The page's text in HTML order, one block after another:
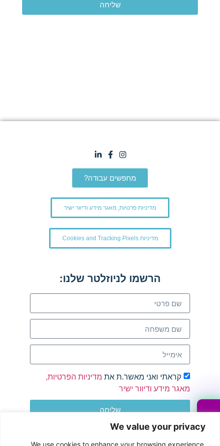
We value your privacy
We use cookies to enhance your browsing experience,
שליחה
מחפשים עבודה?
מדיניות פרטיות, מאגר מידע ודיוור ישיר
מדיניות Cookies and Tracking Pixels
הרשמו לניוזלטר שלנו:
קראתי ואני מאשר.ת את מדיניות הפרטיות,
מאגר מידע ודיוור ישיר
שליחה